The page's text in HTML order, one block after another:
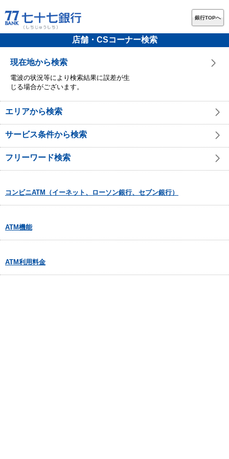
銀行TOPへ
店舗・CSコーナー検索
現在地から検索
電波の状況等により検索結果に誤差が生
じる場合がございます。
エリアから検索
サービス条件から検索
フリーワード検索
コンビニATM（イーネット、ローソン銀行、セブン銀行）
ATM機能
ATM利用料金